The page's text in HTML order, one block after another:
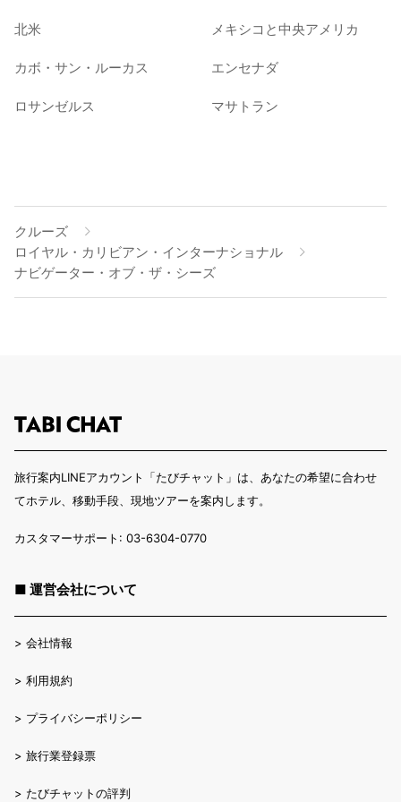
北米 メキシコと中央アメリカ
カボ・サン・ルーカス エンセナダ
ロサンゼルス マサトラン
クルーズ
ロイヤル・カリビアン・インターナショナル
ナビゲーター・オブ・ザ・シーズ
旅行案内LINEアカウント「たびチャット」は、あなたの希望に合わせ
てホテル、移動手段、現地ツアーを案内します。
カスタマーサポート: 03-6304-0770
■ 運営会社について
> 会社情報
> 利用規約
> プライバシーポリシー
> 旅行業登録票
> たびチャットの評判